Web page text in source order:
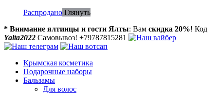
Распродано Глянуть
* Внимание ялтинцы и гости Ялты: Вам скидка 20%! Код
Yalta2022 Самовывоз! +79787815281
Крымская косметика
Подарочные наборы
Бальзамы
Для волос